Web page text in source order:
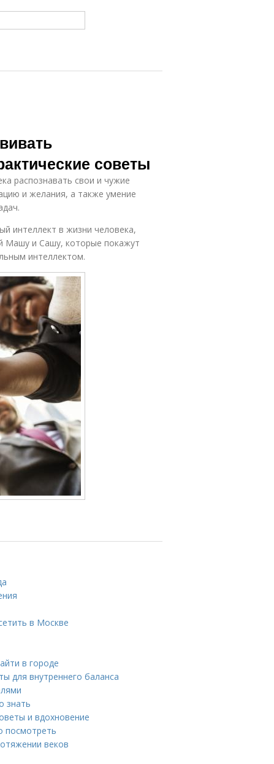
советы
распознавать свои и чужие
и желания, а также умение
интеллект в жизни человека,
Машу и Сашу, которые покажут
интеллектом.
в Москве
в городе
для внутреннего баланса
знать
и вдохновение
посмотреть
веков